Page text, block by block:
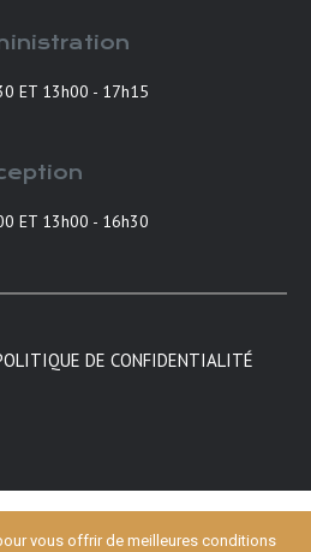
ET 13h00 - 17h15
ET 13h00 - 16h30
DE CONFIDENTIALITÉ
vous offrir de meilleures conditions